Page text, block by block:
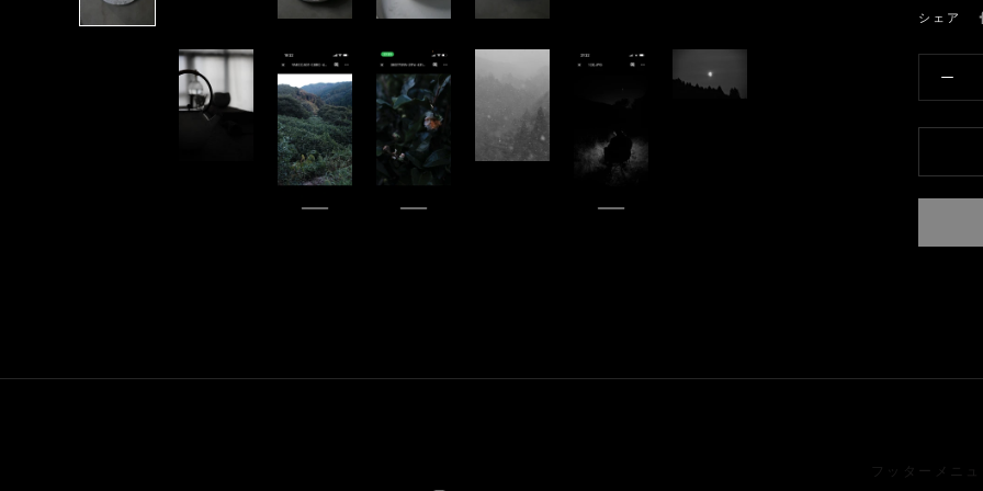
シェア
フッターメニュ